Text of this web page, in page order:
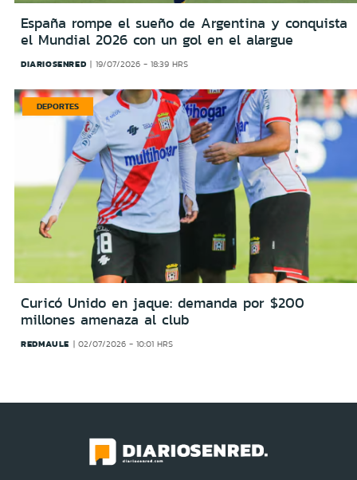
España rompe el sueño de Argentina y conquista
el Mundial 2026 con un gol en el alargue
DIARIOSENRED 19/07/2026 - 18:39 HRS
DEPORTES
Curicó Unido en jaque: demanda por $200
millones amenaza al club
REDMAULE 02/07/2026 - 10:01 HRS